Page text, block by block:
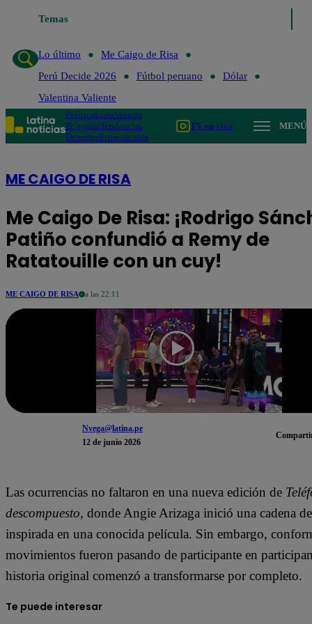
Temas
Lo último
Me Caigo de Risa
Perú Decide 2026
Fútbol peruano
Dólar
Valentina Valiente
PolíticaLimaMundo
Te ayudoTendencias
DeportesEspectáculos
TV en vivo MENÚ
ME CAIGO DE RISA
Me Caigo De Risa: ¡Rodrigo
Patiño confundió a Remy de
Ratatouille con un cuy!
ME CAIGO DE RISA a las 22:11
Nvega@latina.pe
12 de junio 2026
Las ocurrencias no faltaron en una nueva edición de
descompuesto, donde Angie Arizaga inició una cadena
inspirada en una conocida película. Sin embargo,
movimientos fueron pasando de participante en
historia original comenzó a transformarse por completo.
Te puede interesar